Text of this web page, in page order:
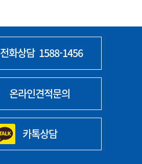
전화상담 1588-1456
온라인견적문의
카톡상담